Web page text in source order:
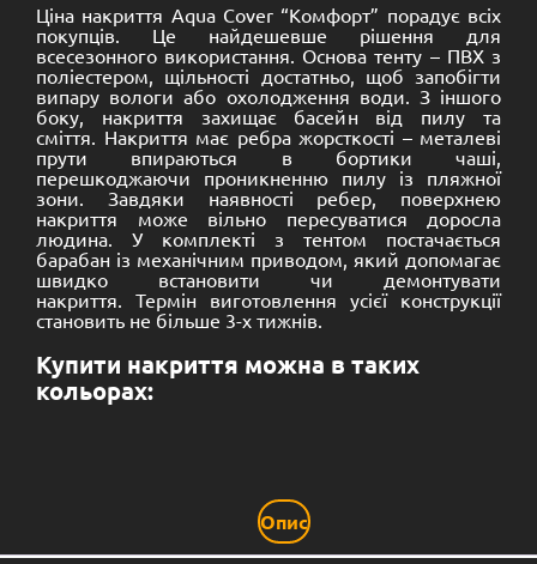
Ціна накриття Aqua Cover “Комфорт” порадує всіх
покупців. Це найдешевше рішення для
всесезонного використання. Основа тенту – ПВХ з
поліестером, щільності достатньо, щоб запобігти
випару вологи або охолодження води. З іншого
боку, накриття захищає басейн від пилу та
сміття. Накриття має ребра жорсткості – металеві
прути впираються в бортики чаші,
перешкоджаючи проникненню пилу із пляжної
зони. Завдяки наявності ребер, поверхнею
накриття може вільно пересуватися доросла
людина. У комплекті з тентом постачається
барабан із механічним приводом, який допомагає
швидко встановити чи демонтувати
накриття. Термін виготовлення усієї конструкції
становить не більше 3-х тижнів.
Купити накриття можна в таких
кольорах:
Опис